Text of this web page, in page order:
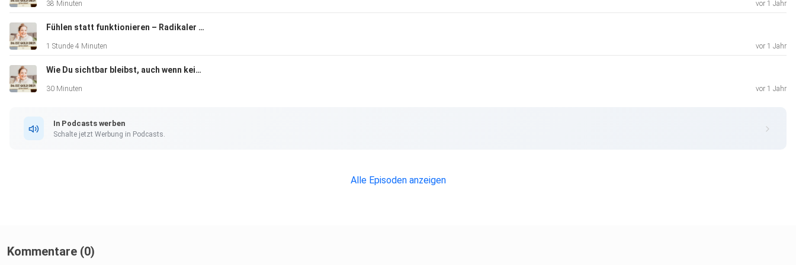
38 Minuten vor 1 Jahr
Fühlen statt funktionieren – Radikaler Real Talk über innere Freiheit und Selbstführung
1 Stunde 4 Minuten vor 1 Jahr
Wie Du sichtbar bleibst, auch wenn keiner klatscht
30 Minuten vor 1 Jahr
In Podcasts werben
Schalte jetzt Werbung in Podcasts.
Alle Episoden anzeigen
Kommentare (0)